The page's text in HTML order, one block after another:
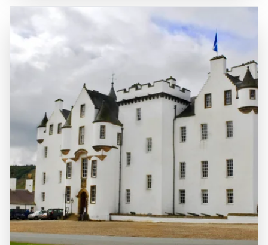
Bedeutung bekannt, da es in vielen schottischen Liedern
und Legenden erwähnt wird, was ihm einen besonderen
Platz in der schottischen Folklore verleiht. Ein Besuch am
Loch Lomond ist eine hervorragende Gelegenheit, die
frische Luft zu genießen, die beeindruckende Natur zu
erkunden und die schottische Kultur hautnah zu erleben.
Die Kombination aus atemberaubenden Landschaften,
historischen Stätten und der Möglichkeit, aktiv zu sein,
macht Loch Lomond zu einem unvergesslichen Ziel für
Reisende.
umliegenden Städten gibt. Die Nähe zu weiteren
Sehenswürdigkeiten, wie dem Trossachs-Nationalpark
und den charmanten Dörfern Balloch und Luss, bietet
zusätzliche Möglichkeiten für Ausflüge und Erkundungen.
Die Kombination aus der zentralen Lage, der natürlichen
Schönheit und der kulturellen Vielfalt macht Loch Lomond
zu einem bereichernden Erlebnis für alle, die die
Faszination dieser einzigartigen Region entdecken